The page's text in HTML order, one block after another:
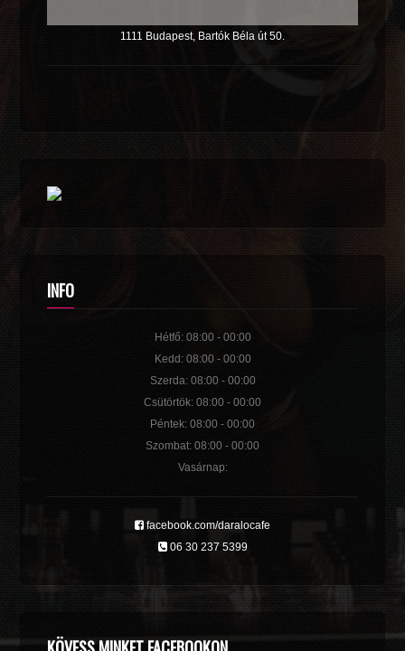
1111 Budapest, Bartók Béla út 50.
INFO
Hétfő: 08:00 - 00:00
Kedd: 08:00 - 00:00
Szerda: 08:00 - 00:00
Csütörtök: 08:00 - 00:00
Péntek: 08:00 - 00:00
Szombat: 08:00 - 00:00
Vasárnap:
facebook.com/daralocafe
06 30 237 5399